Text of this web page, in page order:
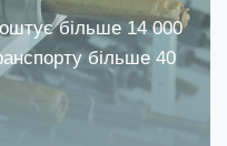
більше 14 000
більше 40